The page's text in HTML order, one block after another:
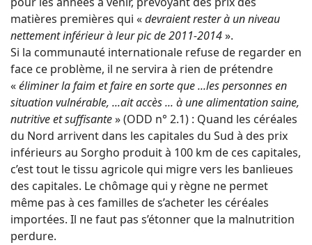
matières premières qui «devraient rester à un niveau
nettement inférieur à leur pic de 2011-2014».
Si la communauté internationale refuse de regarder en
face ce problème, il ne servira à rien de prétendre
«éliminer la faim et faire en sorte que ...les personnes en
situation vulnérable, ...ait accès ... à une alimentation saine,
nutritive et suffisante» (ODD n° 2.1) : Quand les céréales
du Nord arrivent dans les capitales du Sud à des prix
inférieurs au Sorgho produit à 100 km de ces capitales,
c’est tout le tissu agricole qui migre vers les banlieues
des capitales. Le chômage qui y règne ne permet
même pas à ces familles de s’acheter les céréales
importées. Il ne faut pas s’étonner que la malnutrition
perdure.